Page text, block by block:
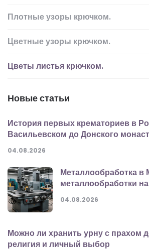
Плотные узоры крючком.
Цветные узоры крючком.
Цветы листья крючком.
Новые статьи
История первых крематориев в
Васильевском до Донского
04.08.2026
Металлообработка в
металлообработки на
04.08.2026
Можно ли хранить урну с прахом
религия и личный выбор